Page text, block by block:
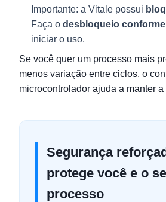
Importante: a Vitale possui
Faça o desbloqueio conforme
iniciar o uso.
Se você quer um processo mais
menos variação entre ciclos, o
microcontrolador ajuda a manter
Segurança
protege você e o
processo